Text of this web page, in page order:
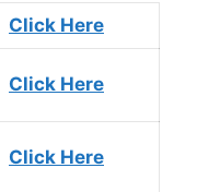
Click Here
Click Here
Click Here